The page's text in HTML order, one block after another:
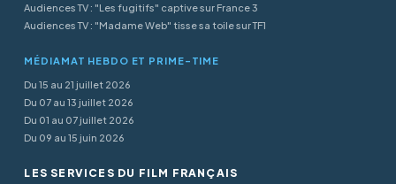
Audiences TV : "Les fugitifs" captive sur France 3
Audiences TV : "Madame Web" tisse sa toile sur TF1
MÉDIAMAT HEBDO ET PRIME-TIME
Du 15 au 21 juillet 2026
Du 07 au 13 juillet 2026
Du 01 au 07 juillet 2026
Du 09 au 15 juin 2026
LES SERVICES DU FILM FRANÇAIS